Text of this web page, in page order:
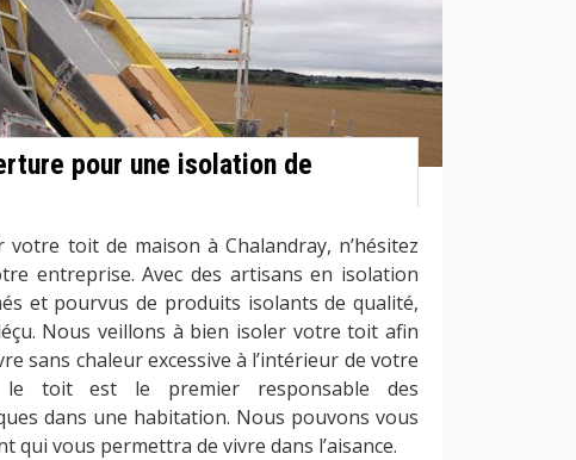
pour une isolation de
votre toit de maison à Chalandray, n’hésitez
entreprise. Avec des artisans en isolation
et pourvus de produits isolants de qualité,
Nous veillons à bien isoler votre toit afin
sans chaleur excessive à l’intérieur de votre
le toit est le premier responsable des
dans une habitation. Nous pouvons vous
qui vous permettra de vivre dans l’aisance.